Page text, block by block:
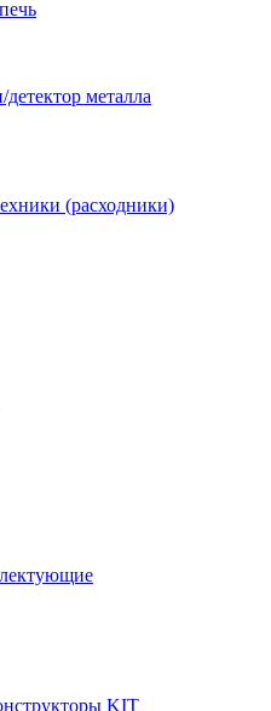
металла
(расходники)
KIT